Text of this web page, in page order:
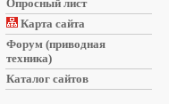
Опросный лист
Карта сайта
Форум (приводная
техника)
Каталог сайтов